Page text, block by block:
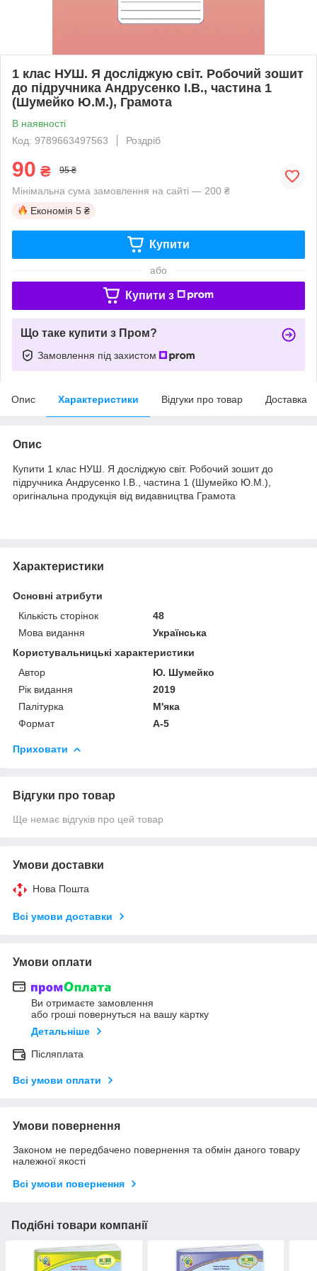
1 клас НУШ. Я досліджую світ. Робочий зошит
до підручника Андрусенко І.В., частина 1
(Шумейко Ю.М.), Грамота
В наявності
Код: 9789663497563
Роздріб
90 ₴ 95 ₴
Мінімальна сума замовлення на сайті — 200 ₴
Економія 5 ₴
Купити
або
Купити з
Що таке купити з Пром?
Замовлення під захистом
Опис Характеристики Відгуки про товар Доставка
Опис
Купити 1 клас НУШ. Я досліджую світ. Робочий зошит до
підручника Андрусенко І.В., частина 1 (Шумейко Ю.М.),
оригінальна продукція від видавництва Грамота
Характеристики
Основні атрибути
Кількість сторінок
48
Мова видання
Українська
Користувальницькі характеристики
Автор
Ю. Шумейко
Рік видання
2019
Палітурка
М'яка
Формат
А-5
Приховати
Відгуки про товар
Ще немає відгуків про цей товар
Умови доставки
Нова Пошта
Всі умови доставки
Умови оплати
Ви отримаєте замовлення
або гроші повернуться на вашу картку
Детальніше
Післяплата
Всі умови оплати
Умови повернення
Законом не передбачено повернення та обмін даного товару
належної якості
Всі умови повернення
Подібні товари компанії